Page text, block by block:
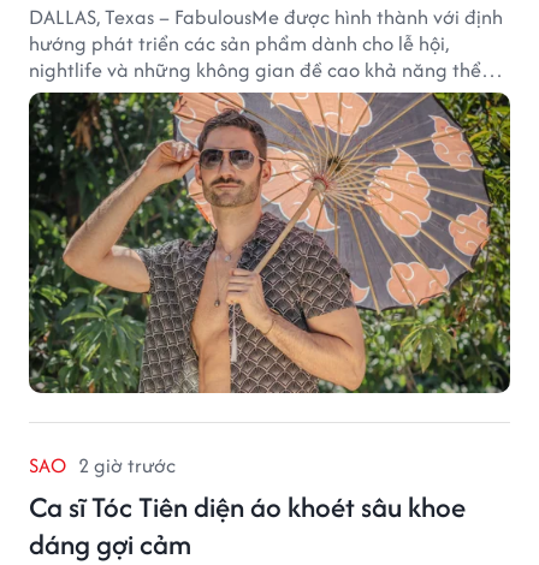
DALLAS, Texas – FabulousMe được hình thành với định
hướng phát triển các sản phẩm dành cho lễ hội,
nightlife và những không gian đề cao khả năng thể
hiện bản thân. Trong quá trình xây dựng thương hiệu,
quạt cầm tay trở thành dòng sản phẩm tạo được
thành công ban đầu, giúp FabulousMe từng bước mở
rộng mức độ hiện diện trên thị trường.
SAO 2 giờ trước
Ca sĩ Tóc Tiên diện áo khoét sâu khoe
dáng gợi cảm